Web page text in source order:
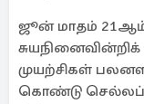
ஜூன் மாதம் 21ஆம்
முயற்சிகள்
கொண்டு